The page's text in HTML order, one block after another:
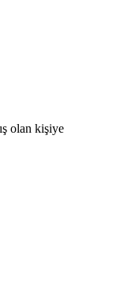
olan kişiye